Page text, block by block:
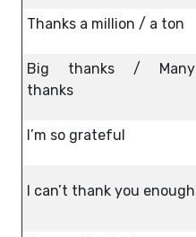
Thanks a million / a ton
Big thanks / Many
thanks
I’m so grateful
I can’t thank you enough